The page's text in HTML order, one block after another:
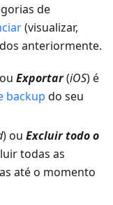
de
(visualizar,
anteriormente.
Exportar(iOS) é
backup do seu
) ou Excluir todo o
todas as
até o momento